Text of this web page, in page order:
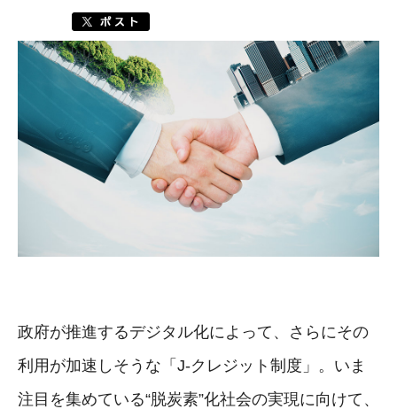
政府が推進するデジタル化によって、さらにその
利用が加速しそうな「J-クレジット制度」。いま
注目を集めている“脱炭素”化社会の実現に向けて、